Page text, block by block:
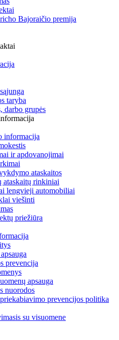
Bajoraičio premija
taryba
darbo grupės
informacija
ir apdovanojimai
ataskaitos
ataskaitų rinkiniai
lengvieji automobiliai
viešinti
priežiūra
prevencija
apsauga
nuorodos
prevencijos politika
su visuomene